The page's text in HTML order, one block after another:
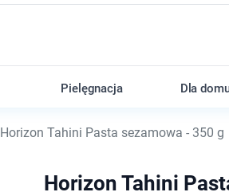
Pielęgnacja Dla
Horizon Tahini Pasta sezamowa - 350 g
Horizon Tahini